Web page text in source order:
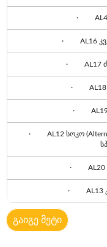
· AL40
· AL16
· AL17
· AL18
· AL19
· AL12 სოკო
· AL20
· AL13
გაიგე მეტი